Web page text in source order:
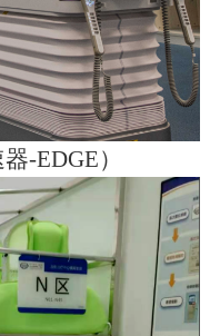
-EDGE）